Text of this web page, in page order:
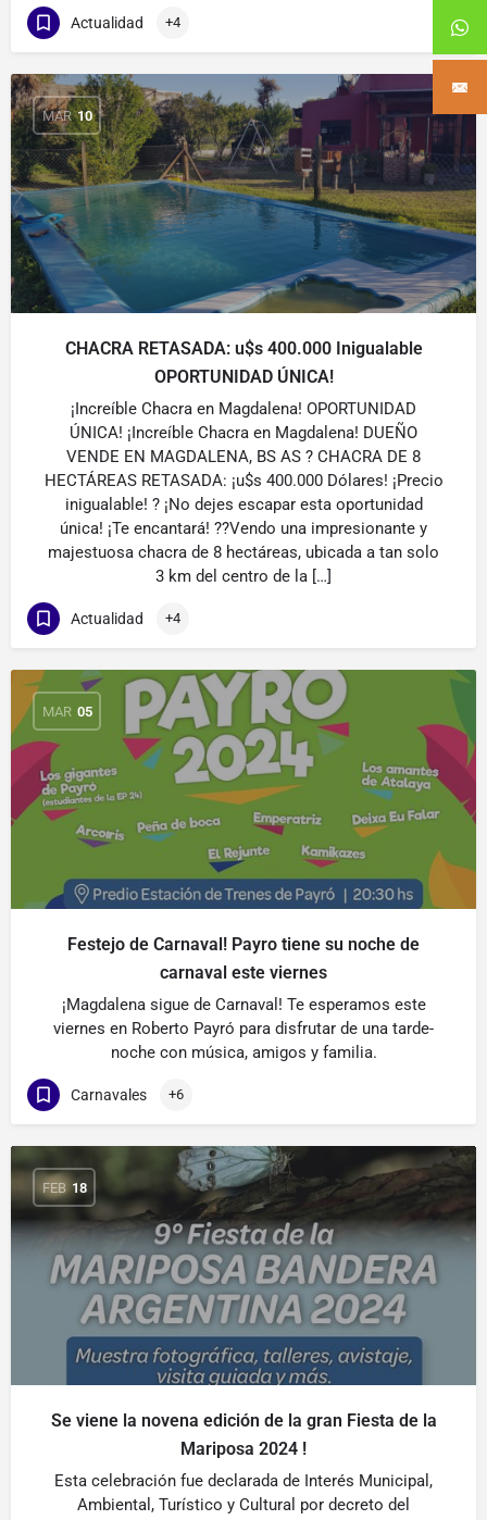
Actualidad +4
MAR 10
CHACRA RETASADA: u$s 400.000 Inigualable
OPORTUNIDAD ÚNICA!
¡Increíble Chacra en Magdalena! OPORTUNIDAD
ÚNICA! ¡Increíble Chacra en Magdalena! DUEÑO
VENDE EN MAGDALENA, BS AS ? CHACRA DE 8
HECTÁREAS RETASADA: ¡u$s 400.000 Dólares! ¡Precio
inigualable! ? ¡No dejes escapar esta oportunidad
única! ¡Te encantará! ??Vendo una impresionante y
majestuosa chacra de 8 hectáreas, ubicada a tan solo
3 km del centro de la […]
Actualidad +4
MAR 05
Festejo de Carnaval! Payro tiene su noche de
carnaval este viernes
¡Magdalena sigue de Carnaval! Te esperamos este
viernes en Roberto Payró para disfrutar de una tarde-
noche con música, amigos y familia.
Carnavales +6
FEB 18
Se viene la novena edición de la gran Fiesta de la
Mariposa 2024 !
Esta celebración fue declarada de Interés Municipal,
Ambiental, Turístico y Cultural por decreto del